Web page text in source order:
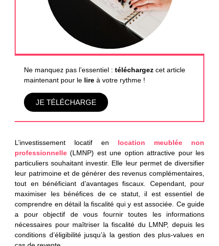
Ne manquez pas l’essentiel :téléchargez cet article
maintenant pour le lire à votre rythme !
JE TÉLÉCHARGE
L’investissement locatif en location meublée non
professionnelle (LMNP) est une option attractive pour les
particuliers souhaitant investir. Elle leur permet de diversifier
leur patrimoine et de générer des revenus complémentaires,
tout en bénéficiant d’avantages fiscaux. Cependant, pour
maximiser les bénéfices de ce statut, il est essentiel de
comprendre en détail la fiscalité qui y est associée. Ce guide
a pour objectif de vous fournir toutes les informations
nécessaires pour maîtriser la fiscalité du LMNP, depuis les
conditions d’éligibilité jusqu’à la gestion des plus-values en